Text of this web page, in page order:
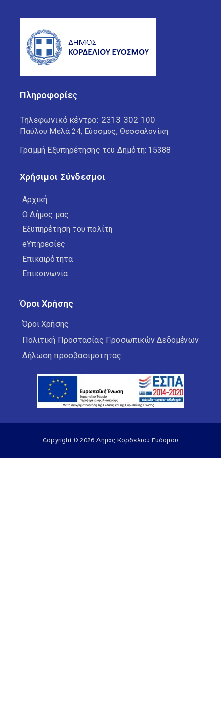
Πληροφορίες
Τηλεφωνικό κέντρο: 2313 302 100
Παύλου Μελά 24, Εύοσμος, Θεσσαλονίκη
Γραμμή Εξυπηρέτησης του Δημότη: 15388
Χρήσιμοι Σύνδεσμοι
Αρχική
Ο Δήμος μας
Εξυπηρέτηση του πολίτη
eΥπηρεσίες
Επικαιρότητα
Επικοινωνία
Όροι Χρήσης
Όροι Χρήσης
Πολιτική Προστασίας Προσωπικών Δεδομένων
Δήλωση προσβασιμότητας
Copyright © 2026 Δήμος Κορδελιού Ευόσμου